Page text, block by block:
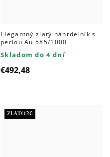
Elegantný zlatý náhrdelník s
perlou Au 585/1000
Skladom do 4 dní
€492,48
ZLATO20